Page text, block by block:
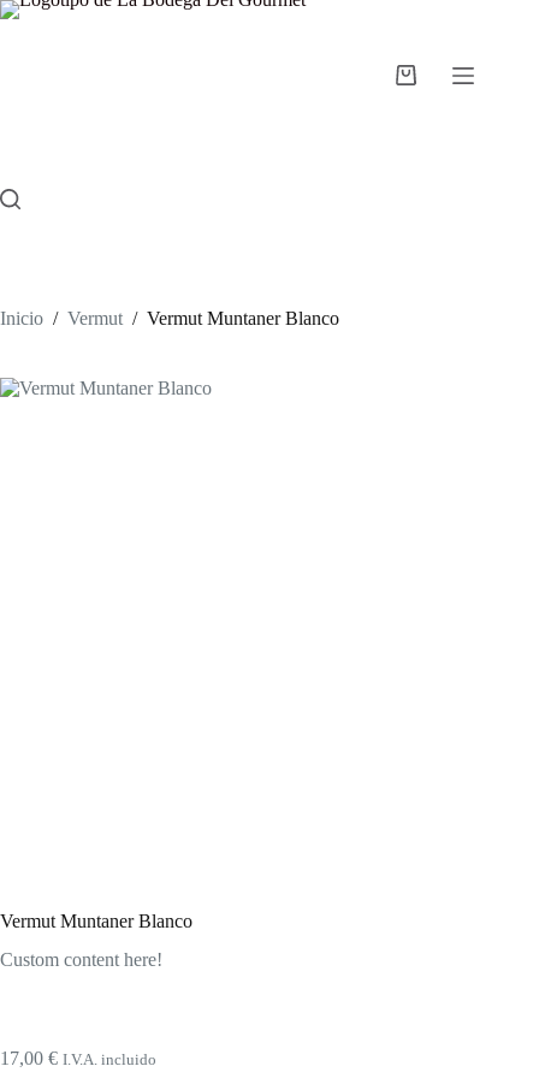
Saltar
Carro
Inicio / Vermut / Vermut Muntaner Blanco
Vermut Muntaner Blanco
Custom content here!
17,00 € I.V.A. incluido